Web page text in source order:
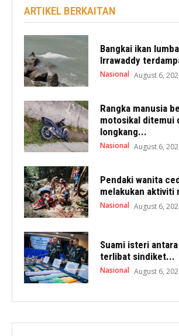
ARTIKEL BERKAITAN
Bangkai ikan
Irrawaddy
Nasional August 6,
Rangka manusia
motosikal ditemui
longkang...
Nasional August 6,
Pendaki wanita
melakukan aktiviti
Nasional August 6,
Suami isteri
terlibat sindiket...
Nasional August 6,